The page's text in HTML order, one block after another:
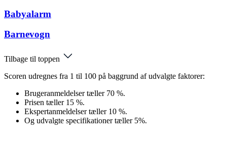
Babyalarm
Barnevogn
Tilbage til toppen
Scoren udregnes fra 1 til 100 på baggrund af udvalgte faktorer:
Brugeranmeldelser tæller 70 %.
Prisen tæller 15 %.
Ekspertanmeldelser tæller 10 %.
Og udvalgte specifikationer tæller 5%.